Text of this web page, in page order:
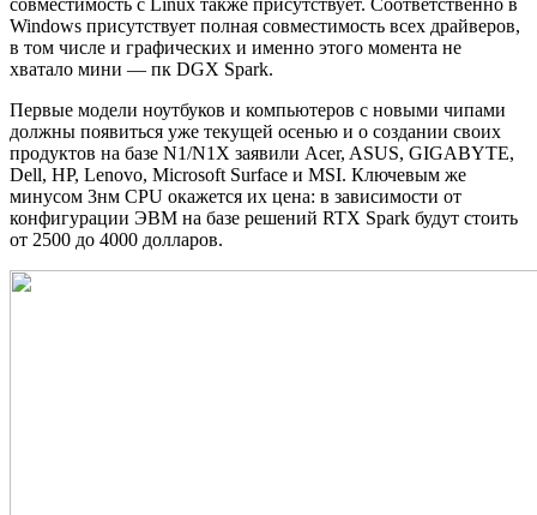
совместимость с Linux также присутствует. Соответственно в
Windows присутствует полная совместимость всех драйверов,
в том числе и графических и именно этого момента не
хватало мини — пк DGX Spark.
Первые модели ноутбуков и компьютеров с новыми чипами
должны появиться уже текущей осенью и о создании своих
продуктов на базе N1/N1X заявили Acer, ASUS, GIGABYTE,
Dell, HP, Lenovo, Microsoft Surface и MSI. Ключевым же
минусом 3нм CPU окажется их цена: в зависимости от
конфигурации ЭВМ на базе решений RTX Spark будут стоить
от 2500 до 4000 долларов.